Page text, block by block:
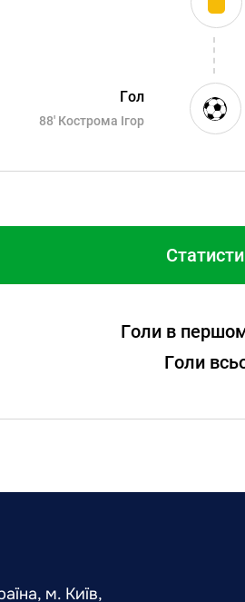
Гол
88' Кострома Ігор
Голи в
Голи
м. Київ,